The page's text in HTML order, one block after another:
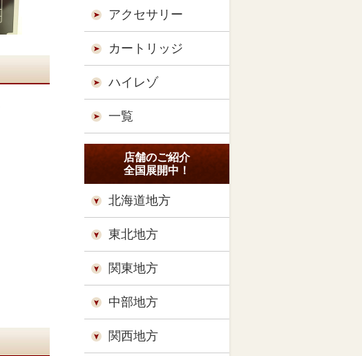
アクセサリー
カートリッジ
ハイレゾ
一覧
店舗のご紹介
全国展開中！
北海道地方
東北地方
関東地方
中部地方
関西地方